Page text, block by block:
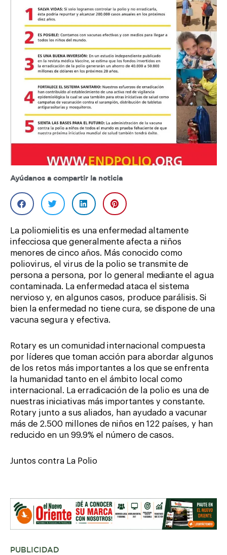
Ayúdanos a compartir la noticia
La poliomielitis es una enfermedad altamente
infecciosa que generalmente afecta a niños
menores de cinco años. Más conocido como
poliovirus, el virus de la polio se transmite de
persona a persona, por lo general mediante el agua
contaminada. La enfermedad ataca el sistema
nervioso y, en algunos casos, produce parálisis. Si
bien la enfermedad no tiene cura, se dispone de una
vacuna segura y efectiva.
Rotary es un comunidad internacional compuesta
por líderes que toman acción para abordar algunos
de los retos más importantes a los que se enfrenta
la humanidad tanto en el ámbito local como
internacional. La erradicación de la polio es una de
nuestras iniciativas más importantes y constante.
Rotary junto a sus aliados, han ayudado a vacunar
más de 2.500 millones de niños en 122 países, y han
reducido en un 99.9% el número de casos.
Juntos contra La Polio
PUBLICIDAD